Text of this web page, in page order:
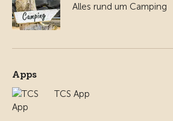
Alles rund um Camping
Apps
TCS App